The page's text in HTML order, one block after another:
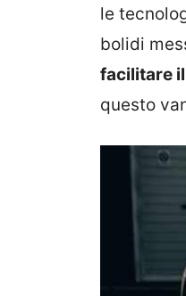
le
bolidi
facilitare
questo